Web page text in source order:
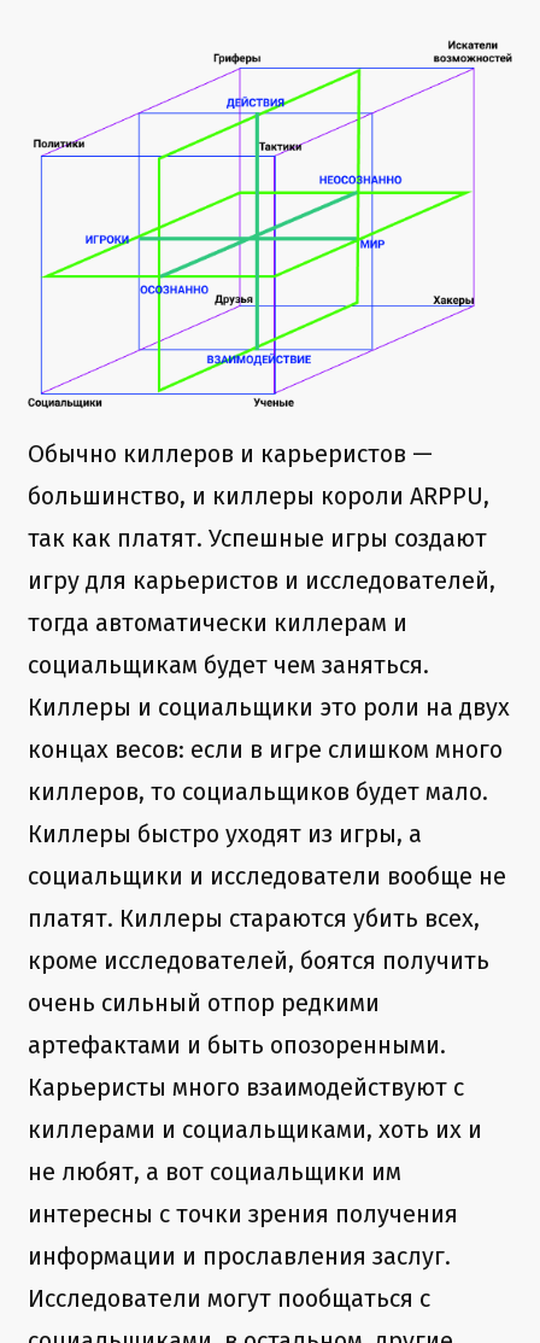
Обычно киллеров и карьеристов —
большинство, и киллеры короли ARPPU,
так как платят. Успешные игры создают
игру для карьеристов и исследователей,
тогда автоматически киллерам и
социальщикам будет чем заняться.
Киллеры и социальщики это роли на двух
концах весов: если в игре слишком много
киллеров, то социальщиков будет мало.
Киллеры быстро уходят из игры, а
социальщики и исследователи вообще не
платят. Киллеры стараются убить всех,
кроме исследователей, боятся получить
очень сильный отпор редкими
артефактами и быть опозоренными.
Карьеристы много взаимодействуют с
киллерами и социальщиками, хоть их и
не любят, а вот социальщики им
интересны с точки зрения получения
информации и прославления заслуг.
Исследователи могут пообщаться с